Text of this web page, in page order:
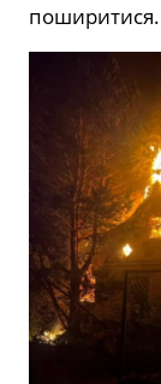
поширитися.